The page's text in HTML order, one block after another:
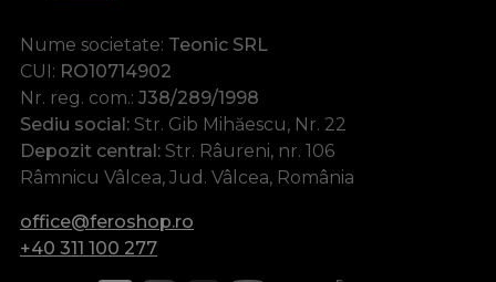
Nume societate: Teonic SRL
CUI: RO10714902
Nr. reg. com.: J38/289/1998
Sediu social: Str. Gib Mihăescu, Nr. 22
Depozit central: Str. Râureni, nr. 106
Râmnicu Vâlcea, Jud. Vâlcea, România
office@feroshop.ro
+40 311 100 277